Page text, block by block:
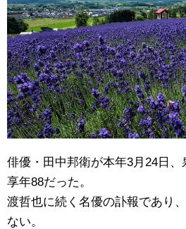
俳優・田中邦衛が本年3月24日、
享年88だった。
渡哲也に続く名優の訃報であり
ない。